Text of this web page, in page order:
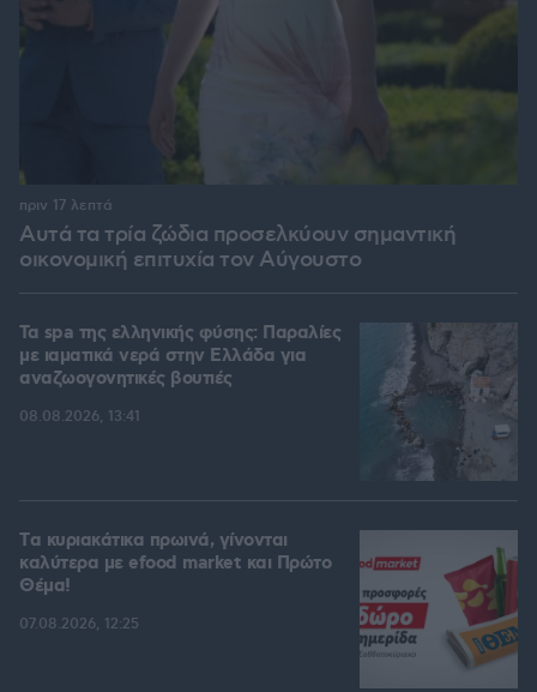
Αυτά τα τρία ζώδια προσελκύουν σημαντική
οικονομική επιτυχία τον Αύγουστο
πριν 17 λεπτά
Τα spa της ελληνικής φύσης: Παραλίες
με ιαματικά νερά στην Ελλάδα για
αναζωογονητικές βουτιές
08.08.2026, 13:41
Tα κυριακάτικα πρωινά, γίνονται
καλύτερα με efood market και Πρώτο
Θέμα!
07.08.2026, 12:25